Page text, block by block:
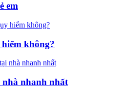
em
không?
nhà nhanh nhất